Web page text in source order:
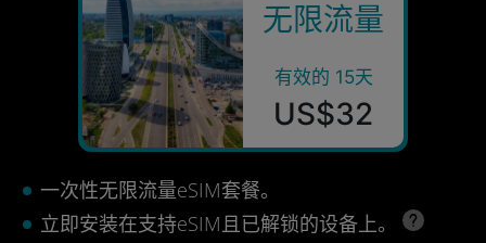
无限流量
有效的 15天
US$32
一次性无限流量eSIM套餐。
立即安装在支持eSIM且已解锁的设备上。